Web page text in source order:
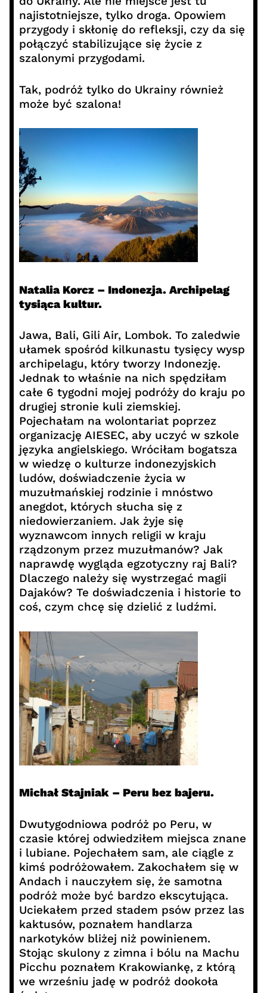
najistotniejsze, tylko droga. Opowiem
przygody i skłonię do refleksji, czy da się
połączyć stabilizujące się życie z
szalonymi przygodami.
Tak, podróż tylko do Ukrainy również
może być szalona!
Natalia Korcz – Indonezja. Archipelag
tysiąca kultur.
Jawa, Bali, Gili Air, Lombok. To zaledwie
ułamek spośród kilkunastu tysięcy wysp
archipelagu, który tworzy Indonezję.
Jednak to właśnie na nich spędziłam
całe 6 tygodni mojej podróży do kraju po
drugiej stronie kuli ziemskiej.
Pojechałam na wolontariat poprzez
organizację AIESEC, aby uczyć w szkole
języka angielskiego. Wróciłam bogatsza
w wiedzę o kulturze indonezyjskich
ludów, doświadczenie życia w
muzułmańskiej rodzinie i mnóstwo
anegdot, których słucha się z
niedowierzaniem. Jak żyje się
wyznawcom innych religii w kraju
rządzonym przez muzułmanów? Jak
naprawdę wygląda egzotyczny raj Bali?
Dlaczego należy się wystrzegać magii
Dajaków? Te doświadczenia i historie to
coś, czym chcę się dzielić z ludźmi.
Michał Stajniak – Peru bez bajeru.
Dwutygodniowa podróż po Peru, w
czasie której odwiedziłem miejsca znane
i lubiane. Pojechałem sam, ale ciągle z
kimś podróżowałem. Zakochałem się w
Andach i nauczyłem się, że samotna
podróż może być bardzo ekscytująca.
Uciekałem przed stadem psów przez las
kaktusów, poznałem handlarza
narkotyków bliżej niż powinienem.
Stojąc skulony z zimna i bólu na Machu
Picchu poznałem Krakowiankę, z którą
we wrześniu jadę w podróż dookoła